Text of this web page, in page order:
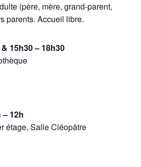
(père, mère, grand-parent,
parents. Accueil libre.
15h30 – 18h30
– 12h
étage, Salle Cléopâtre